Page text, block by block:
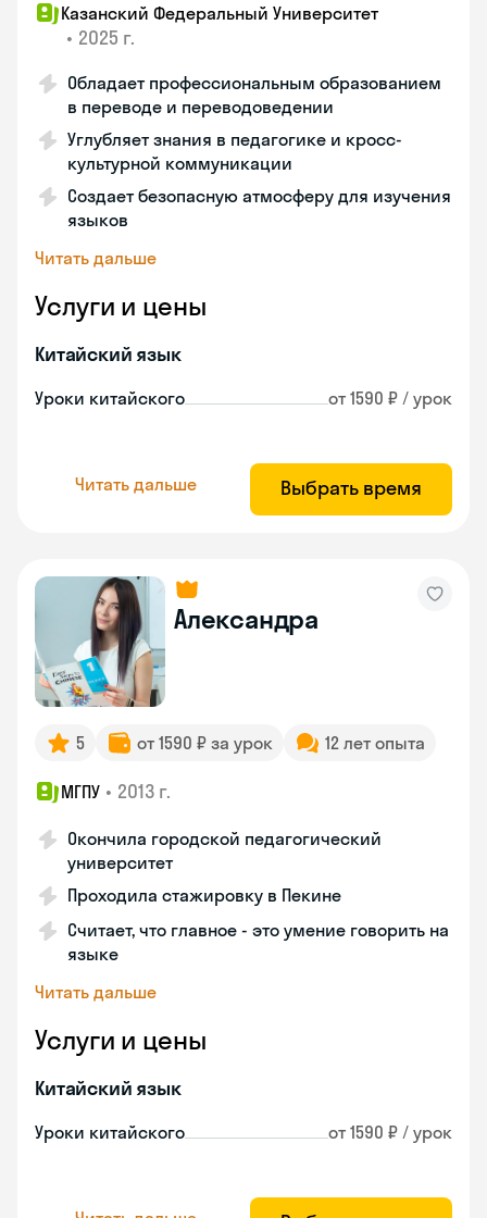
Казанский Федеральный Университет
• 2025 г.
Обладает профессиональным образованием
в переводе и переводоведении
Углубляет знания в педагогике и кросс-
культурной коммуникации
Создает безопасную атмосферу для изучения
языков
Читать дальше
Услуги и цены
Китайский язык
Уроки китайского от 1590 ₽ / урок
Читать дальше Выбрать время
Александра
5 от 1590 ₽ за урок 12 лет опыта
МГПУ • 2013 г.
Окончила городской педагогический
университет
Проходила стажировку в Пекине
Считает, что главное - это умение говорить на
языке
Читать дальше
Услуги и цены
Китайский язык
Уроки китайского от 1590 ₽ / урок